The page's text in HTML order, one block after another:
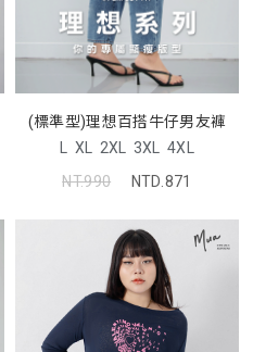
(標準型)理想百搭牛仔男友褲
L XL 2XL 3XL 4XL
NT.990
NTD.871